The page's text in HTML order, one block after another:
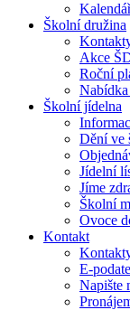
Školní družina
Akce
Roční
Školní jídelna
Dění ve
Jídelní
Jíme
Školní
Ovoce
Kontakt
E-
Napište